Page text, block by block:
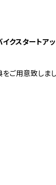
イクスタートア
ご用意致しまし